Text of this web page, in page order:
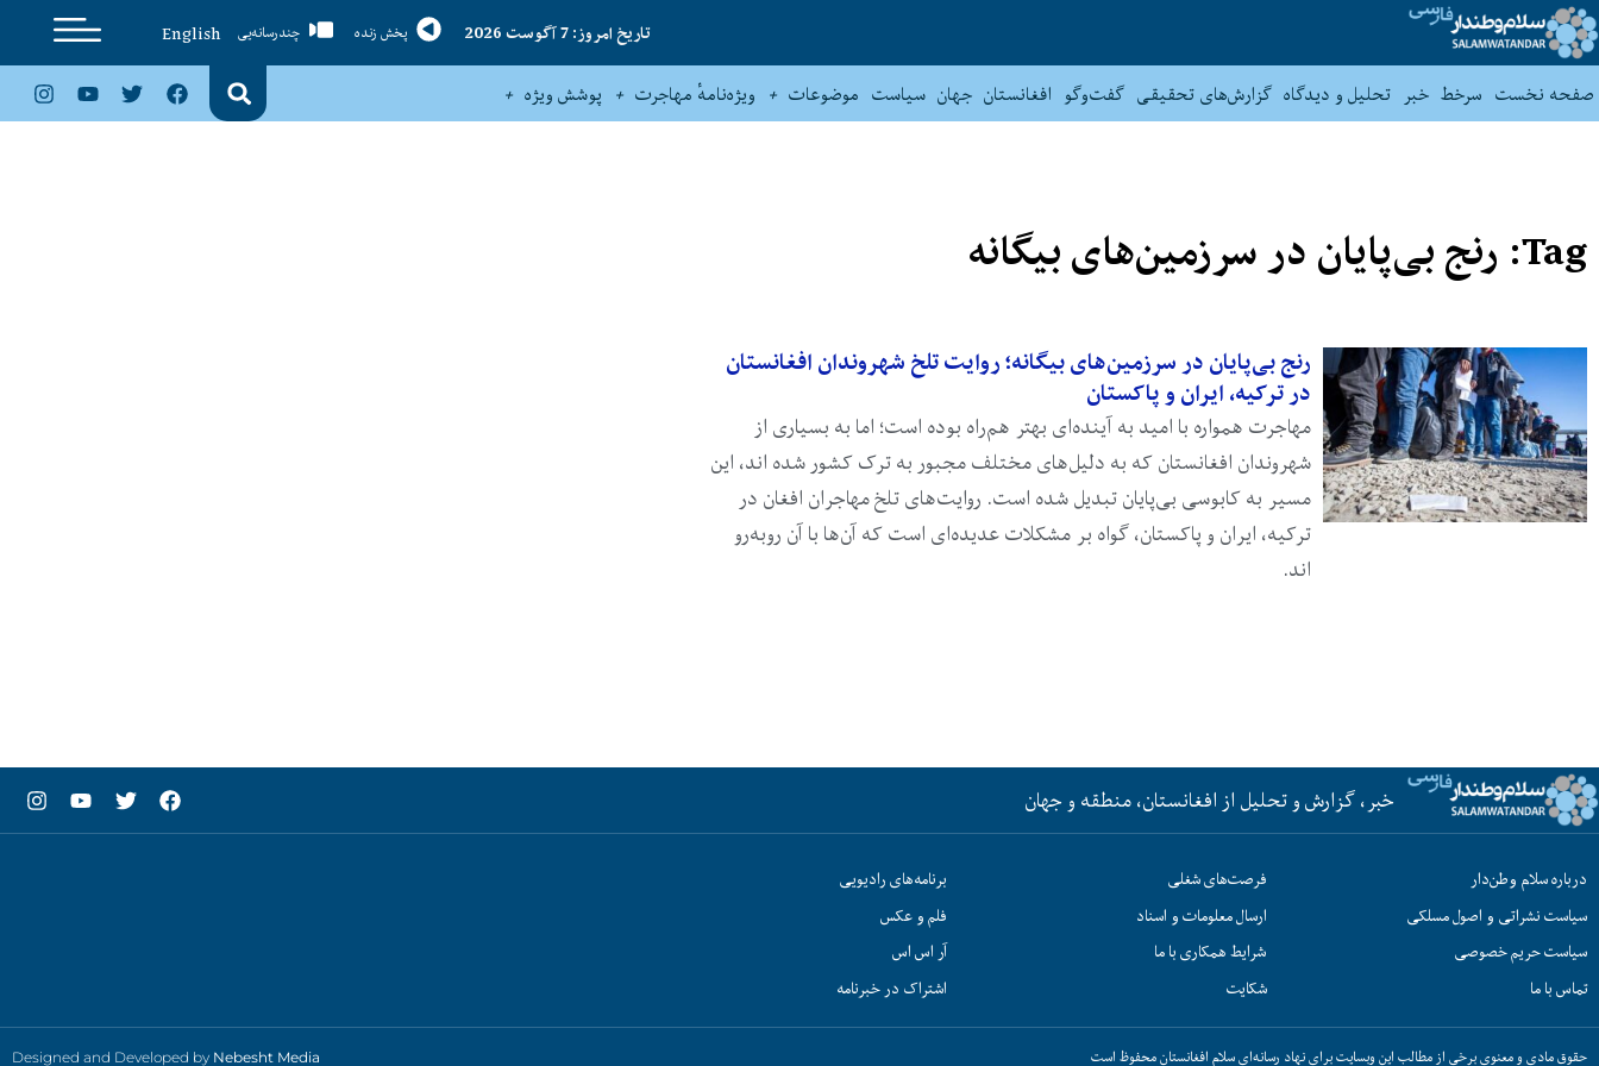
تاریخ امروز: 7 آگوست 2026 پخش زنده چندرسانه‌یی
English
صفحه نخست سرخط خبر تحلیل و دیدگاه گزارش‌های تحقیقی گفت‌وگو افغانستان جهان سیاست موضوعات ویژه‌نامهٔ مهاجرت پوشش ویژه
Tag: رنج بی‌پایان در سرزمین‌های بیگانه
رنج بی‌پایان در سرزمین‌های بیگانه؛ روایت تلخ شهروندان افغانستان
در ترکیه، ایران و پاکستان
مهاجرت همواره با امید به آینده‌ای بهتر هم‌راه بوده است؛ اما به بسیاری از
شهروندان افغانستان که به دلیل‌های مختلف مجبور به ترک کشور شده اند، این
مسیر به کابوسی بی‌پایان تبدیل شده است. روایت‌های تلخ مهاجران افغان در
ترکیه، ایران و پاکستان، گواه بر مشکلات عدیده‌ای است که آن‌ها با آن روبه‌رو
اند.
خبر، گزارش و تحلیل از افغانستان، منطقه و جهان
درباره سلام وطن‌دار
سیاست نشراتی و اصول مسلکی
سیاست حریم خصوصی
تماس با ما
فرصت‌های شغلی
ارسال معلومات و اسناد
شرایط همکاری با ما
شکایت
برنامه‌های رادیویی
فلم و عکس
آر اس اس
اشتراک در خبرنامه
حقوق مادی و معنوی برخی از مطالب این وبسایت برای نهاد رسانه‌ای سلام افغانستان محفوظ است Designed and Developed by Nebesht Media